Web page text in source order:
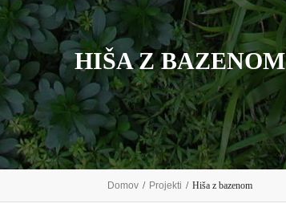
HIŠA Z BAZENOM
Domov / Projekti / Hiša z bazenom